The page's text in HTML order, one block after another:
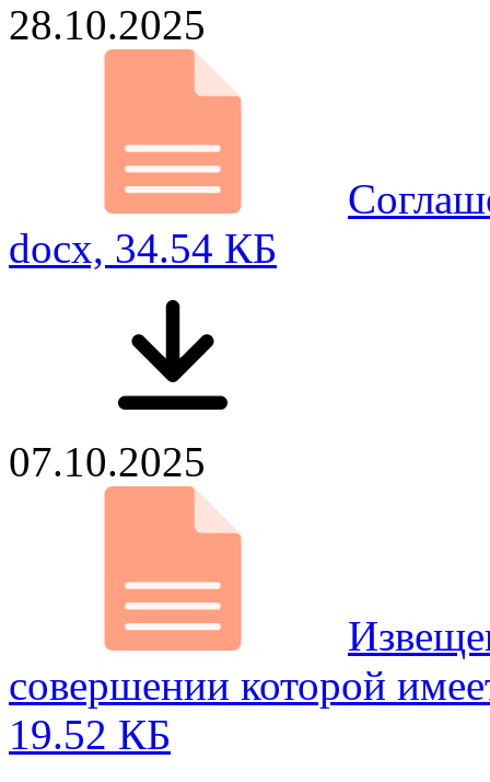
28.10.2025
docx, 34.54 КБ
07.10.2025
совершении которой
19.52 КБ